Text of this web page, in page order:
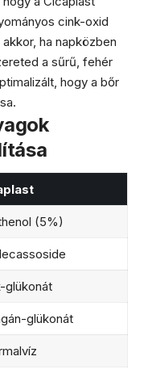
cink-oxid
ha napközben
a sűrű, fehér
hogy a bőr
(5%)
glükonát
glükonát